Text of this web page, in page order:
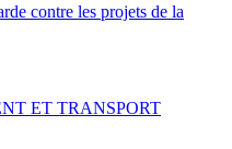
contre les projets de la
ET TRANSPORT